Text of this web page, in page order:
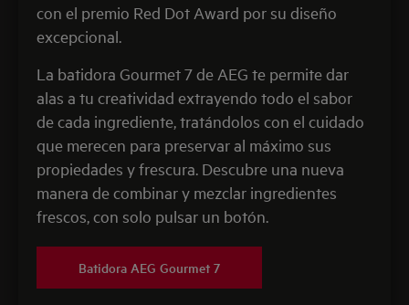
con el premio Red Dot Award por su diseño
excepcional.
La batidora Gourmet 7 de AEG te permite dar
alas a tu creatividad extrayendo todo el sabor
de cada ingrediente, tratándolos con el cuidado
que merecen para preservar al máximo sus
propiedades y frescura. Descubre una nueva
manera de combinar y mezclar ingredientes
frescos, con solo pulsar un botón.
Batidora AEG Gourmet 7